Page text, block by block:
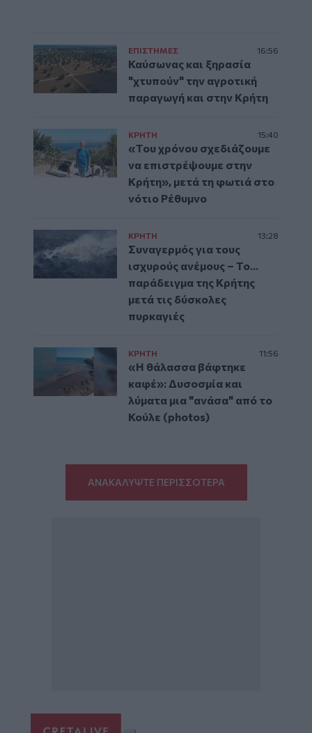
ΕΠΙΣΤΗΜΕΣ 16:56
Καύσωνας και ξηρασία
"χτυπούν" την αγροτική
παραγωγή και στην Κρήτη
ΚΡΗΤΗ 15:40
«Του χρόνου σχεδιάζουμε
να επιστρέψουμε στην
Κρήτη», μετά τη φωτιά στο
νότιο Ρέθυμνο
ΚΡΗΤΗ 13:28
Συναγερμός για τους
ισχυρούς ανέμους – Το...
παράδειγμα της Κρήτης
μετά τις δύσκολες
πυρκαγιές
ΚΡΗΤΗ 11:56
«Η θάλασσα βάφτηκε
καφέ»: Δυσοσμία και
λύματα μια "ανάσα" από το
Κούλε (photos)
ΑΝΑΚΑΛΥΨΤΕ ΠΕΡΙΣΣΟΤΕΡΑ